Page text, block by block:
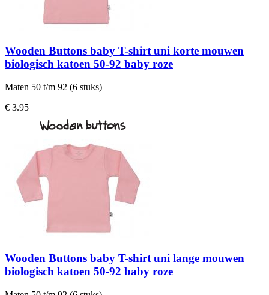
Wooden Buttons baby T-shirt uni korte mouwen
biologisch katoen 50-92 baby roze
Maten 50 t/m 92 (6 stuks)
€ 3.95
Wooden Buttons baby T-shirt uni lange mouwen
biologisch katoen 50-92 baby roze